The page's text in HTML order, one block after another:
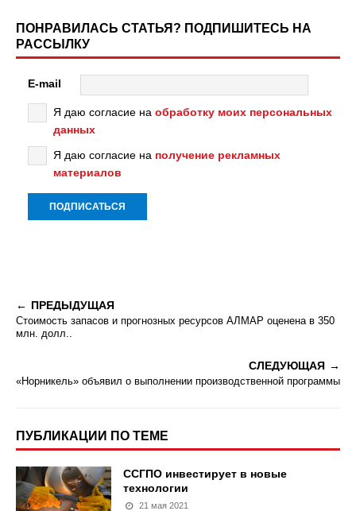
ПОНРАВИЛАСЬ СТАТЬЯ? ПОДПИШИТЕСЬ НА
РАССЫЛКУ
E-mail
Я даю согласие на обработку моих персональных
данных
Я даю согласие на получение рекламных
материалов
ПРЕДЫДУЩАЯ
Стоимость запасов и прогнозных ресурсов АЛМАР оценена в 350
млн. долл..
СЛЕДУЮЩАЯ
«Норникель» объявил о выполнении производственной программы
ПУБЛИКАЦИИ ПО ТЕМЕ
ССГПО инвестирует в новые
технологии
21 мая 2021